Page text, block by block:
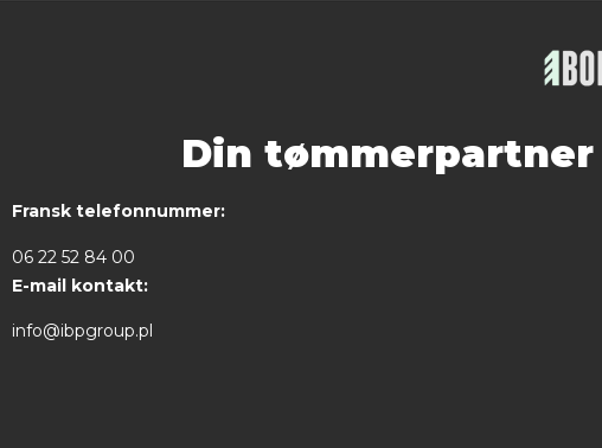
Din tømmerpartner
Fransk telefonnummer:
06 22 52 84 00
E-mail kontakt:
info@ibpgroup.pl